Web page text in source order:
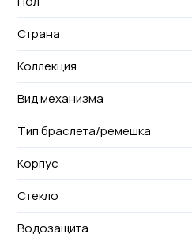
Страна
Коллекция
Вид механизма
Тип браслета/ремешка
Корпус
Стекло
Водозащита